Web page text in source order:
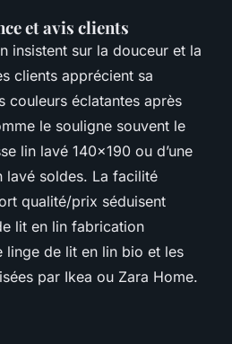
et avis clients
insistent sur la douceur et la
clients apprécient sa
couleurs éclatantes après
le souligne souvent le
lin lavé 140x190 ou d’une
lavé soldes. La facilité
qualité/prix séduisent
lit en lin fabrication
linge de lit en lin bio et les
par Ikea ou Zara Home.